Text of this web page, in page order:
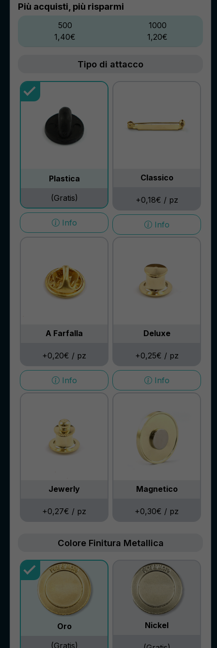
Più acquisti, più risparmi
500
1,40€
1000
1,20€
Tipo di attacco
Plastica
(Gratis)
Info
Classico
+0,18€ / pz
Info
A Farfalla
+0,20€ / pz
Info
Deluxe
+0,25€ / pz
Info
Jewerly
+0,27€ / pz
Magnetico
+0,30€ / pz
Colore Finitura Metallica
Oro
(Gratis)
Nickel